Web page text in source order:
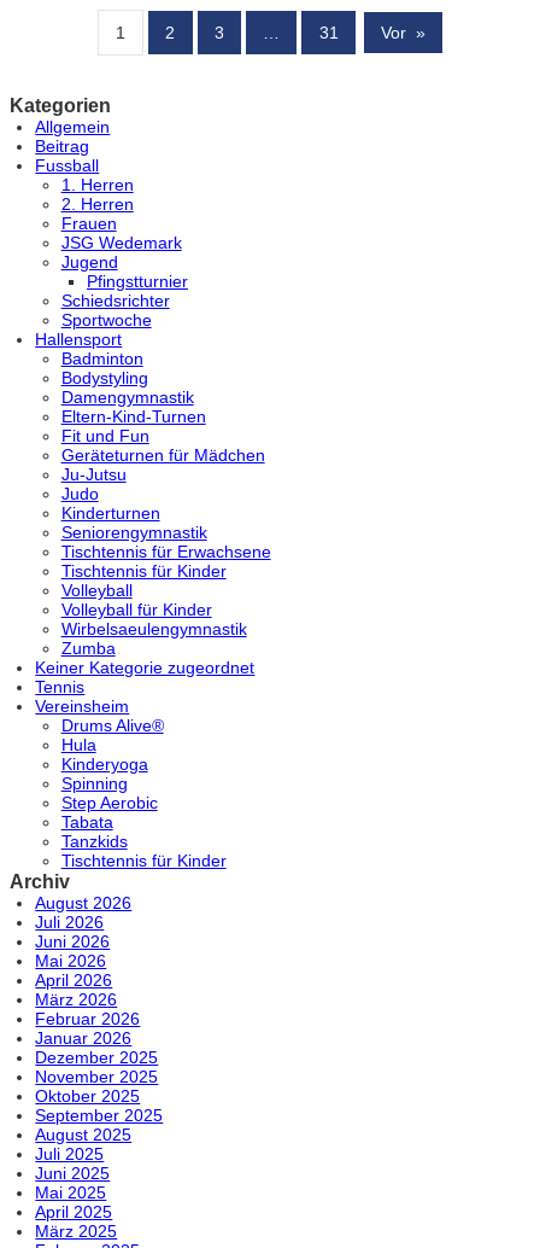
1 2 3 … 31 Vor »
Kategorien
Allgemein
Beitrag
Fussball
1. Herren
2. Herren
Frauen
JSG Wedemark
Jugend
Pfingstturnier
Schiedsrichter
Sportwoche
Hallensport
Badminton
Bodystyling
Damengymnastik
Eltern-Kind-Turnen
Fit und Fun
Geräteturnen für Mädchen
Ju-Jutsu
Judo
Kinderturnen
Seniorengymnastik
Tischtennis für Erwachsene
Tischtennis für Kinder
Volleyball
Volleyball für Kinder
Wirbelsaeulengymnastik
Zumba
Keiner Kategorie zugeordnet
Tennis
Vereinsheim
Drums Alive®
Hula
Kinderyoga
Spinning
Step Aerobic
Tabata
Tanzkids
Tischtennis für Kinder
Archiv
August 2026
Juli 2026
Juni 2026
Mai 2026
April 2026
März 2026
Februar 2026
Januar 2026
Dezember 2025
November 2025
Oktober 2025
September 2025
August 2025
Juli 2025
Juni 2025
Mai 2025
April 2025
März 2025